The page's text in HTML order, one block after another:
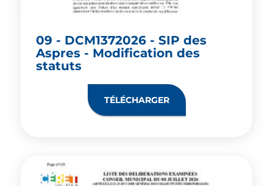
09 - DCM1372026 - SIP des
Aspres - Modification des
statuts
TÉLÉCHARGER